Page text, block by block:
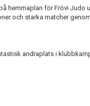
hemmaplan förFrövi Judo
och starka matcher
andraplats i